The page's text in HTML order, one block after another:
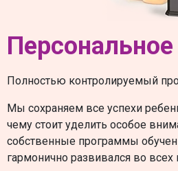
Полностью контролируемый
Мы сохраняем все успехи
чему стоит уделить особое
собственные программы
гармонично развивался во